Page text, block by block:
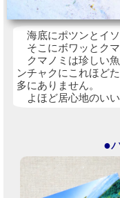
海底にポツンとイソ
そこにボワッとクマ
クマノミは珍しい
ンチャクにこれほど
多にありません。
よほど居心地のいい
●